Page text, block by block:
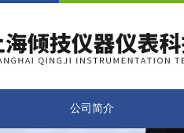
公司简介